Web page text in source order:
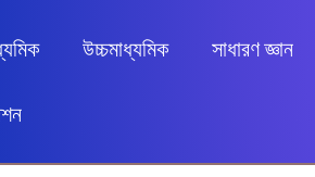
উচ্চমাধ্যমিক সাধারণ জ্ঞান